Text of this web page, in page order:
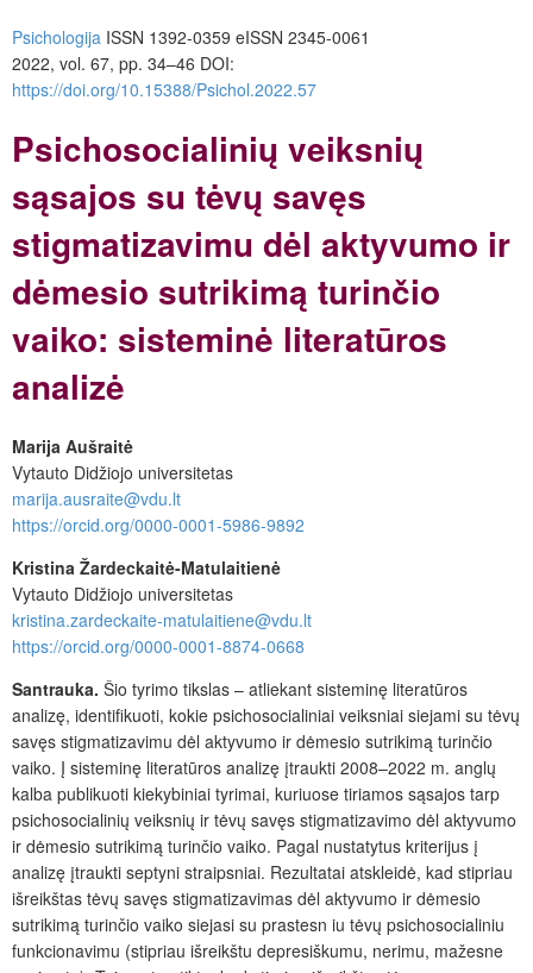
Psichologija ISSN 1392-0359 eISSN 2345-0061
2022, vol. 67, pp. 34–46 DOI:
https://doi.org/10.15388/Psichol.2022.57
Psichosocialinių veiksnių
sąsajos su tėvų savęs
stigmatizavimu dėl aktyvumo ir
dėmesio sutrikimą turinčio
vaiko: sisteminė literatūros
analizė
Marija Aušraitė
Vytauto Didžiojo universitetas
marija.ausraite@vdu.lt
https://orcid.org/0000-0001-5986-9892
Kristina Žardeckaitė-Matulaitienė
Vytauto Didžiojo universitetas
kristina.zardeckaite-matulaitiene@vdu.lt
https://orcid.org/0000-0001-8874-0668
Santrauka. Šio tyrimo tikslas – atliekant sisteminę literatūros
analizę, identifikuoti, kokie psichosocialiniai veiksniai siejami su tėvų
savęs stigmatizavimu dėl aktyvumo ir dėmesio sutrikimą turinčio
vaiko. Į sisteminę literatūros analizę įtraukti 2008–2022 m. anglų
kalba publikuoti kiekybiniai tyrimai, kuriuose tiriamos sąsajos tarp
psichosocialinių veiksnių ir tėvų savęs stigmatizavimo dėl aktyvumo
ir dėmesio sutrikimą turinčio vaiko. Pagal nustatytus kriterijus į
analizę įtraukti septyni straipsniai. Rezultatai atskleidė, kad stipriau
išreikštas tėvų savęs stigmatizavimas dėl aktyvumo ir dėmesio
sutrikimą turinčio vaiko siejasi su prastesn iu tėvų psichosocialiniu
funkcionavimu (stipriau išreikštu depresiškumu, nerimu, mažesne